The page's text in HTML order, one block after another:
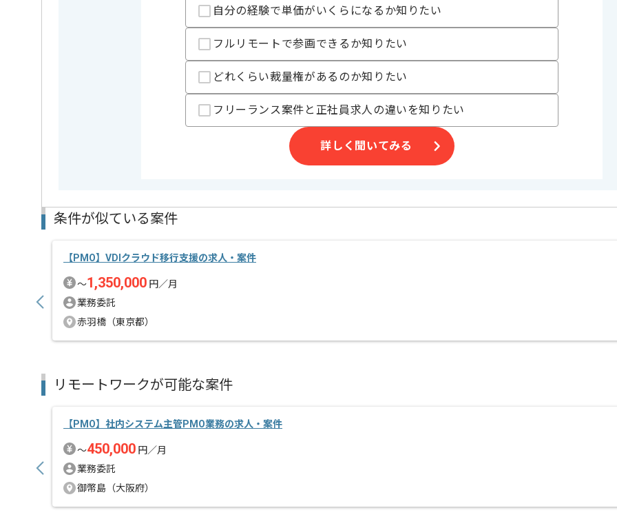
レバテックでの実績がある企業の案件でございます。
PMOの経験を活かすことができます。
複数案件を保有している企業ですので、
ご経験と実績に応じてスライド案件のご提案も差し上げる場合がございます。
新しいアイディアや技術を積極的に導入し、
経験豊富なエンジニアと成長が出来る環境でございます。
スキルアップされたい方、長期的に参画されたい方にオススメの案件です。
自分の経験で単価がいくらになるか知りたい
フルリモートで参画できるか知りたい
どれくらい裁量権があるのか知りたい
フリーランス案件と正社員求人の違いを知りたい
詳しく聞いてみる
条件が似ている案件
【PMO】VDIクラウド移行支援の求人・案件
〜1,350,000 円／月
業務委託
赤羽橋（東京都）
リモートワークが可能な案件
【PMO】社内システム主管PMO業務の求人・案件
〜450,000 円／月
業務委託
御幣島（大阪府）